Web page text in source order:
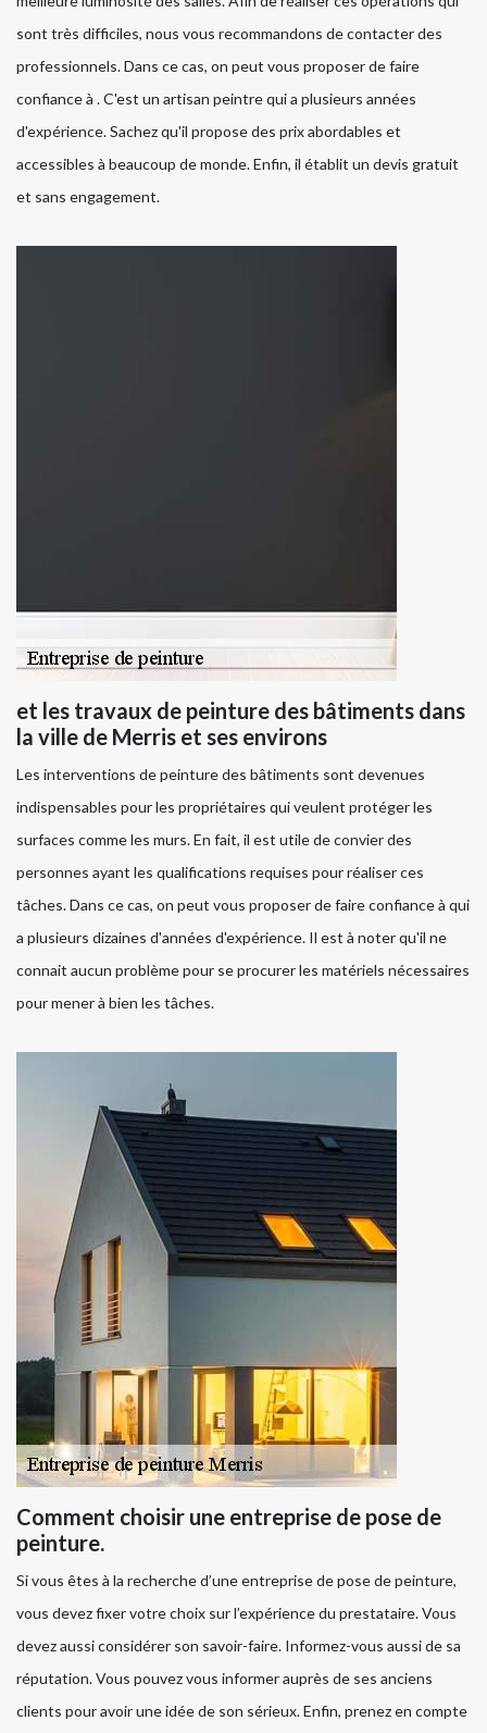
sont très difficiles, nous vous recommandons de contacter des
professionnels. Dans ce cas, on peut vous proposer de faire
confiance à . C'est un artisan peintre qui a plusieurs années
d'expérience. Sachez qu'il propose des prix abordables et
accessibles à beaucoup de monde. Enfin, il établit un devis gratuit
et sans engagement.
et les travaux de peinture des bâtiments dans
la ville de Merris et ses environs
Les interventions de peinture des bâtiments sont devenues
indispensables pour les propriétaires qui veulent protéger les
surfaces comme les murs. En fait, il est utile de convier des
personnes ayant les qualifications requises pour réaliser ces
tâches. Dans ce cas, on peut vous proposer de faire confiance à qui
a plusieurs dizaines d'années d'expérience. Il est à noter qu'il ne
connait aucun problème pour se procurer les matériels nécessaires
pour mener à bien les tâches.
Comment choisir une entreprise de pose de
peinture.
Si vous êtes à la recherche d’une entreprise de pose de peinture,
vous devez fixer votre choix sur l’expérience du prestataire. Vous
devez aussi considérer son savoir-faire. Informez-vous aussi de sa
réputation. Vous pouvez vous informer auprès de ses anciens
clients pour avoir une idée de son sérieux. Enfin, prenez en compte